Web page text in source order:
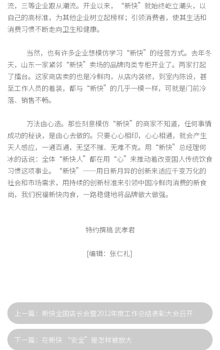
流，三等企业跟从潮流。开业以来，“新快”就始终屹立潮头，以
自己的高标准，为其他企业树立起榜样；引领消费者，使其生活和
消费习惯不断走向卫生和健康。
当然，也有许多企业想模仿学习“新快”的经营方式。去年冬
天，山东一家紧邻“新快”卖场的品牌肉类专柜开业了。两家打起
了擂台。这家商店卖的也是冷鲜肉，从店内装修，到室内陈设，甚
至工作人员的着装，都与“新快”的几乎一模一样，可就是门前冷
落、销售不畅。
万法由心造。那些刻意模仿“新快”的商家不知道，任何事情
成功的秘诀，是由心去做的。只要心心相印，心心相通，就会产生
天人感应，一通百通，无坚不摧、无难不克。用“新快”总经理何
冰的话说：全体“新快人”都在用“心”来推动着改变国人传统饮食
习惯这项事业。“新快”——用日新月异的创新来适应千变万化的
社会和市场需求，用持续的创新标准来引领中国冷鲜肉消费的新食
尚，我们祝福新快肉食，一路稳健地将品牌做大做强。
特约撰稿 武孝君
[编辑：张仁礼]
上一篇：新快全国店长会暨2012年度工作总结表彰大会召开
下一篇：在新快 “安全”是怎样被放大